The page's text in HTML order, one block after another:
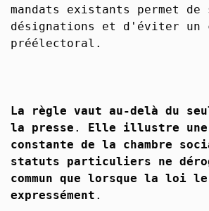
mandats existants permet
désignations et d'éviter un
préélectoral.
La règle vaut au-delà du
la presse . Elle illustre
constante de la chambre
statuts particuliers ne
commun que lorsque la loi
expressément .